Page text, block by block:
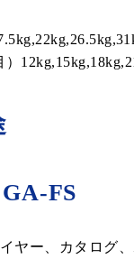
FS
ヤー、カタログ